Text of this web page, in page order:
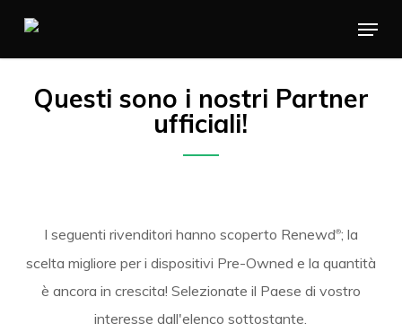
content
Menu
Questi sono i nostri Partner
ufficiali!
I seguenti rivenditori hanno scoperto Renewd®; la
scelta migliore per i dispositivi Pre-Owned e la quantità
è ancora in crescita! Selezionate il Paese di vostro
interesse dall'elenco sottostante.